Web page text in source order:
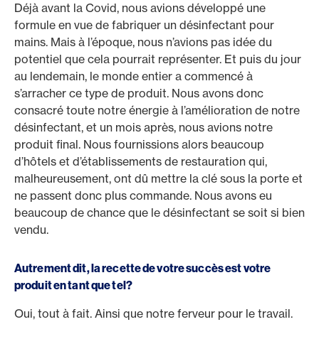
Déjà avant la Covid, nous avions développé une
formule en vue de fabriquer un désinfectant pour
mains. Mais à l’époque, nous n’avions pas idée du
potentiel que cela pourrait représenter. Et puis du jour
au lendemain, le monde entier a commencé à
s’arracher ce type de produit. Nous avons donc
consacré toute notre énergie à l’amélioration de notre
désinfectant, et un mois après, nous avions notre
produit final. Nous fournissions alors beaucoup
d’hôtels et d’établissements de restauration qui,
malheureusement, ont dû mettre la clé sous la porte et
ne passent donc plus commande. Nous avons eu
beaucoup de chance que le désinfectant se soit si bien
vendu.
Autrement dit, la recette de votre succès est votre
produit en tant que tel?
Oui, tout à fait. Ainsi que notre ferveur pour le travail.